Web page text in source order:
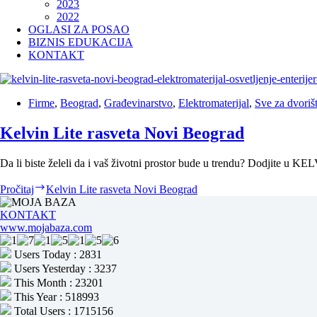
2023
2022
OGLASI ZA POSAO
BIZNIS EDUKACIJA
KONTAKT
Firme, Beograd, Građevinarstvo, Elektromaterijal, Sve za
Kelvin Lite rasveta Novi Beograd
Da li biste želeli da i vaš životni prostor bude u trendu? Dodjite u
Pročitaj Kelvin Lite rasveta Novi Beograd
KONTAKT
www.mojabaza.com
Users Today : 2831
Users Yesterday : 3237
This Month : 23201
This Year : 518993
Total Users : 1715156